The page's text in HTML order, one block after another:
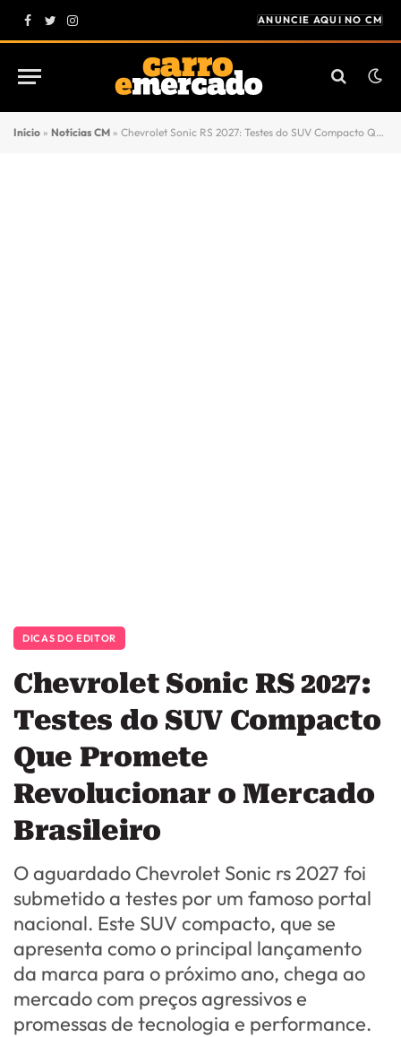
Facebook
Twitter
Instagram
ANUNCIE AQUI NO CM
Início » Notícias CM » Chevrolet Sonic RS 2027: Testes do SUV Compacto Que Promete Revolucionar o Mercado Brasileiro
DICAS DO EDITOR
Chevrolet Sonic RS 2027:
Testes do SUV Compacto
Que Promete
Revolucionar o Mercado
Brasileiro
O aguardado Chevrolet Sonic rs 2027 foi
submetido a testes por um famoso portal
nacional. Este SUV compacto, que se
apresenta como o principal lançamento
da marca para o próximo ano, chega ao
mercado com preços agressivos e
promessas de tecnologia e performance.